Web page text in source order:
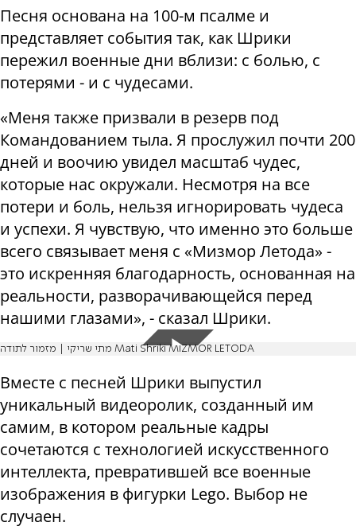
Песня основана на 100-м псалме и
представляет события так, как Шрики
пережил военные дни вблизи: с болью, с
потерями - и с чудесами.
«Меня также призвали в резерв под
Командованием тыла. Я прослужил почти 200
дней и воочию увидел масштаб чудес,
которые нас окружали. Несмотря на все
потери и боль, нельзя игнорировать чудеса
и успехи. Я чувствую, что именно это больше
всего связывает меня с «Мизмор Летода» -
это искренняя благодарность, основанная на
реальности, разворачивающейся перед
нашими глазами», - сказал Шрики.
מתי שריקי | מזמור לתודה Mati Shriki MIZMOR LETODA
Вместе с песней Шрики выпустил
уникальный видеоролик, созданный им
самим, в котором реальные кадры
сочетаются с технологией искусственного
интеллекта, превратившей все военные
изображения в фигурки Lego. Выбор не
случаен.